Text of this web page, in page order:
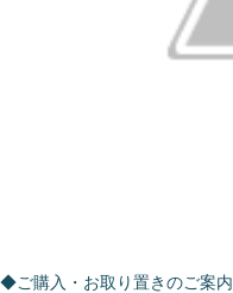
◆ご購入・お取り置きのご案内